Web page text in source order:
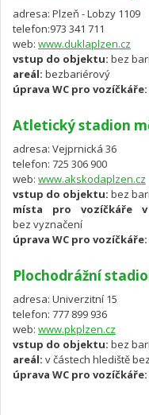
adresa: Plzeň - Lobzy 1109
telefon:973 341 711
web: www.duklaplzen.cz
vstup do objektu: bez
areál: bezbariérový
úprava WC pro vozíčkáře:
Atletický stadion
adresa: Vejprnická 36
telefon: 725 306 900
web: www.akskodaplzen.cz
vstup do objektu: bez
místa pro vozíčkáře
bez vyznačení
úprava WC pro vozíčkáře:
Plochodrážní
adresa: Univerzitní 15
telefon: 777 899 936
web: www.pkplzen.cz
vstup do objektu: bez
areál: v částech hlediště
úprava WC pro vozíčkáře: